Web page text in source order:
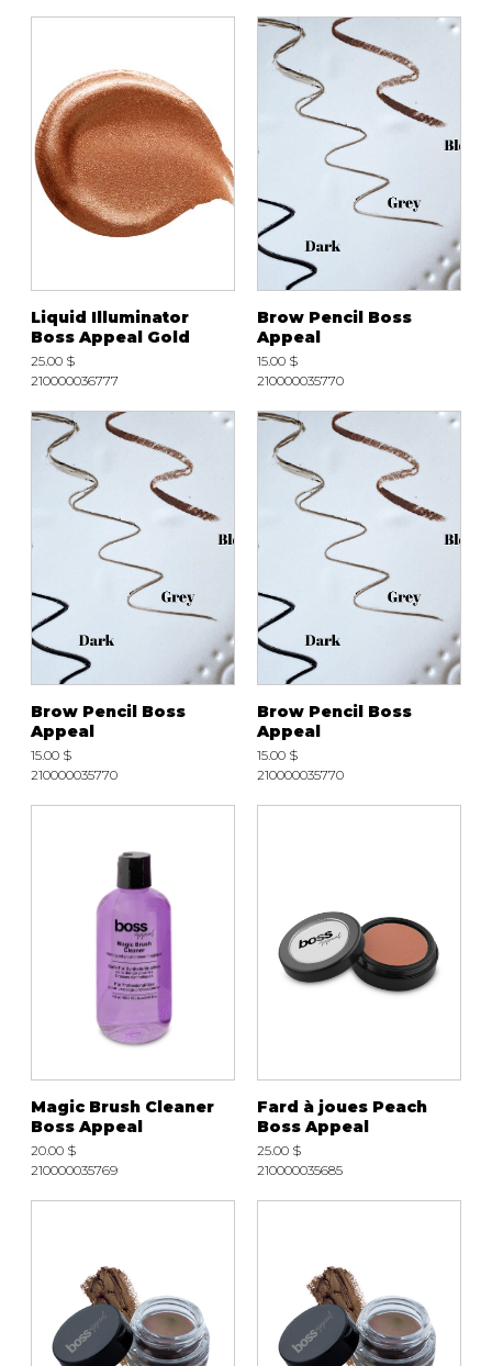
Liquid Illuminator
Boss Appeal Gold
25.00 $
210000036777
Brow Pencil Boss
Appeal
15.00 $
210000035770
Brow Pencil Boss
Appeal
15.00 $
210000035770
Brow Pencil Boss
Appeal
15.00 $
210000035770
Magic Brush Cleaner
Boss Appeal
20.00 $
210000035769
Fard à joues Peach
Boss Appeal
25.00 $
210000035685